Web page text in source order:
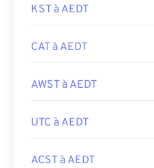
KST à AEDT
CAT à AEDT
AWST à AEDT
UTC à AEDT
ACST à AEDT